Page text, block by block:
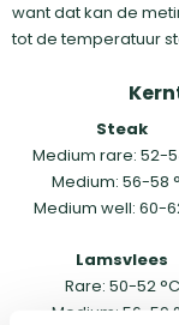
want dat kan de
tot de temperatuur
Steak
Medium rare: 52-
Medium: 56-58
Medium well: 60-
Lamsvlees
Rare: 50-52 °C
Medium: 56-59